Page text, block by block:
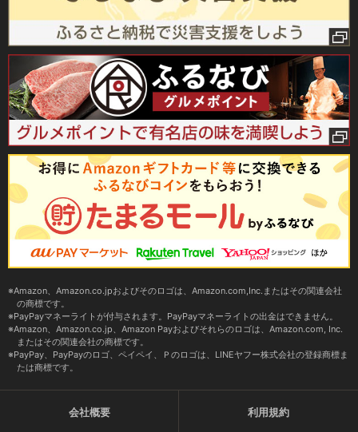
Amazon、Amazon.co.jpおよびそのロゴは、Amazon.com,Inc.またはその関連会社
の商標です。
PayPayマネーライトが付与されます。PayPayマネーライトの出金はできません。
Amazon、Amazon.co.jp、Amazon Payおよびそれらのロゴは、Amazon.com, Inc.
またはその関連会社の商標です。
PayPay、PayPayのロゴ、ペイペイ、Ｐのロゴは、LINEヤフー株式会社の登録商標ま
たは商標です。
会社概要 利用規約